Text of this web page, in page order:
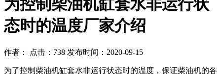
为控制柴油机缸套水非运行状
态时的温度厂家介绍
作者： 点击：738 发布时间：2020-09-15
为了控制柴油机缸套水非运行状态时的温度，保证柴油机的各